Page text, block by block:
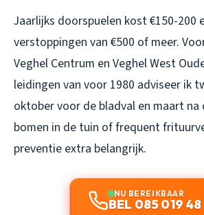
Jaarlijks doorspuelen kost €150-200
verstoppingen van €500 of meer.
Veghel Centrum en Veghel West
leidingen van voor 1980 adviseer ik
oktober voor de bladval en maart na
bomen in de tuin of frequent
preventie extra belangrijk.
NU BEREIKBAAR
BEL 085 019